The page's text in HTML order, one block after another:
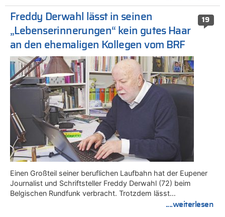
19
Freddy Derwahl lässt in seinen
„Lebenserinnerungen“ kein gutes Haar
an den ehemaligen Kollegen vom BRF
Einen Großteil seiner beruflichen Laufbahn hat der Eupener
Journalist und Schriftsteller Freddy Derwahl (72) beim
Belgischen Rundfunk verbracht. Trotzdem lässt…
....weiterlesen